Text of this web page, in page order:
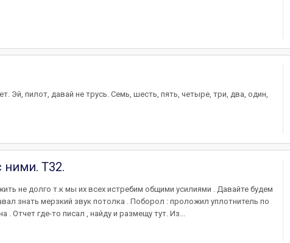
Эй, пилот, давай не тpyсь. Семь, шесть, пять, четыре, три, два, один,
ними. Т32.
не долго т.к мы их всех истребим общими усилиями . Давайте будем
знать мерзкий звук потолка . Поборол : проложил уплотнитель по
Отчет где-то писал , найду и размещу тут. Из...